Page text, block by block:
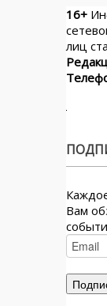
16+
лиц
Вам